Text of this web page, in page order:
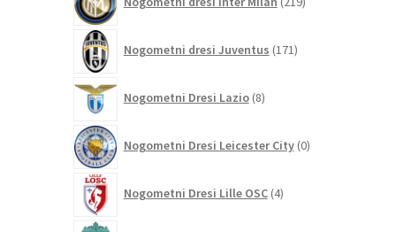
izdelkov
Nogometni dresi Juventus 171izdelkov
Nogometni Dresi Lazio 8izdelkov
Nogometni Dresi Leicester City 0izdelkov
Nogometni Dresi Lille OSC 4izdelki